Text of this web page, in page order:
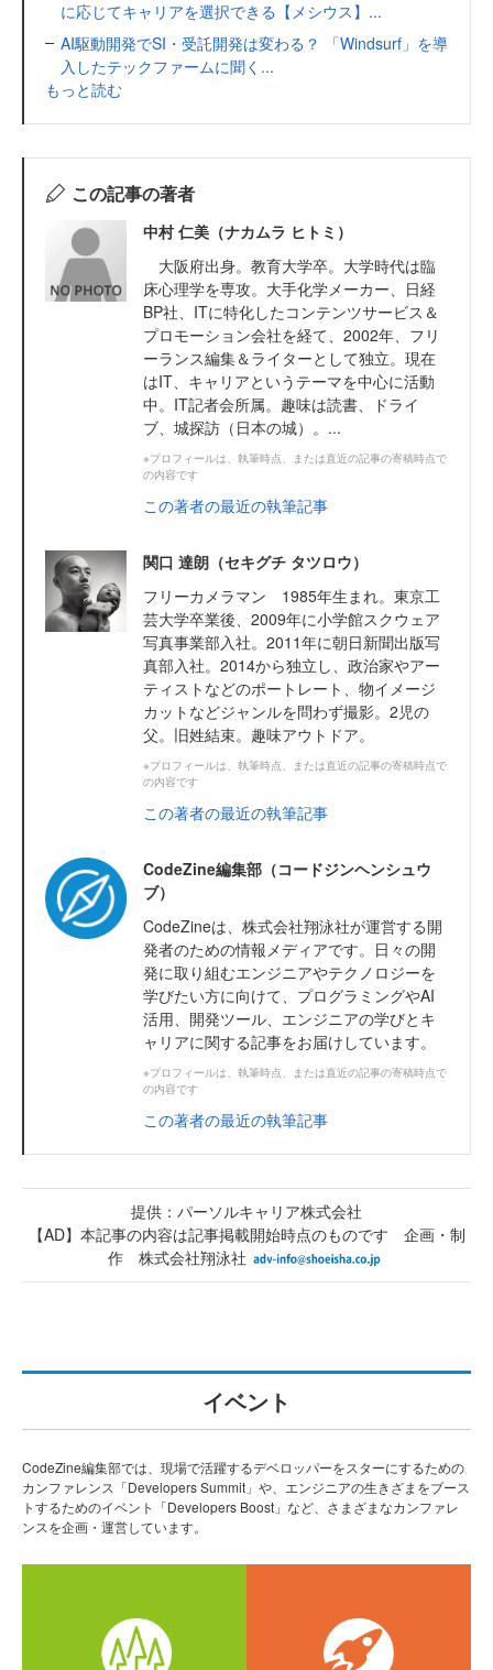
に応じてキャリアを選択できる【メシウス】...
AI駆動開発でSI・受託開発は変わる？ 「Windsurf」を導
入したテックファームに聞く...
もっと読む
この記事の著者
中村 仁美（ナカムラ ヒトミ）
大阪府出身。教育大学卒。大学時代は臨
床心理学を専攻。大手化学メーカー、日経
BP社、ITに特化したコンテンツサービス＆
プロモーション会社を経て、2002年、フリ
ーランス編集＆ライターとして独立。現在
はIT、キャリアというテーマを中心に活動
中。IT記者会所属。趣味は読書、ドライ
ブ、城探訪（日本の城）。...
※プロフィールは、執筆時点、または直近の記事の寄稿時点で
の内容です
この著者の最近の執筆記事
関口 達朗（セキグチ タツロウ）
フリーカメラマン 1985年生まれ。東京工
芸大学卒業後、2009年に小学館スクウェア
写真事業部入社。2011年に朝日新聞出版写
真部入社。2014から独立し、政治家やアー
ティストなどのポートレート、物イメージ
カットなどジャンルを問わず撮影。2児の
父。旧姓結束。趣味アウトドア。
※プロフィールは、執筆時点、または直近の記事の寄稿時点で
の内容です
この著者の最近の執筆記事
CodeZine編集部（コードジンヘンシュウ
ブ）
CodeZineは、株式会社翔泳社が運営する開
発者のための情報メディアです。日々の開
発に取り組むエンジニアやテクノロジーを
学びたい方に向けて、プログラミングやAI
活用、開発ツール、エンジニアの学びとキ
ャリアに関する記事をお届けしています。
※プロフィールは、執筆時点、または直近の記事の寄稿時点で
の内容です
この著者の最近の執筆記事
提供：パーソルキャリア株式会社
【AD】本記事の内容は記事掲載開始時点のものです 企画・制
作 株式会社翔泳社
イベント
CodeZine編集部では、現場で活躍するデベロッパーをスターにするための
カンファレンス「Developers Summit」や、エンジニアの生きざまをブース
トするためのイベント「Developers Boost」など、さまざまなカンファレ
ンスを企画・運営しています。